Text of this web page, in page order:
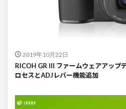
2019年10月22日
RICOH GR III ファームウェアアップ
ロセスとADJレバー機能追加